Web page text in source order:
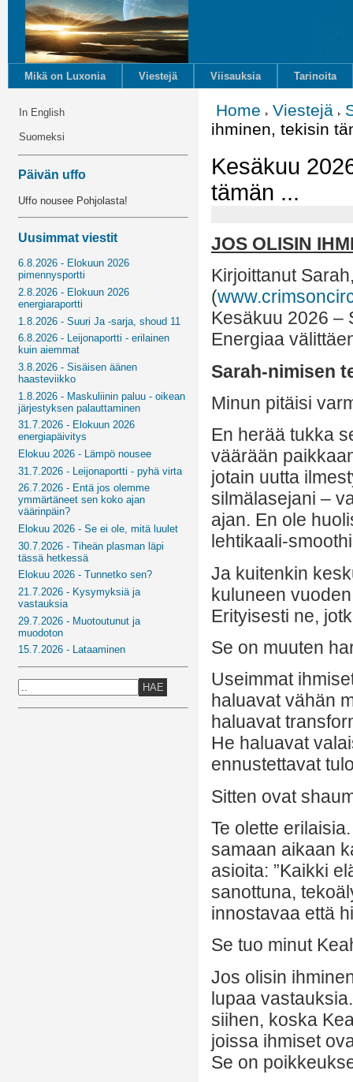
Mikä on Luxonia Viestejä Viisauksia Tarinoita
In English
Suomeksi
Päivän uffo
Uffo nousee Pohjolasta!
Uusimmat viestit
6.8.2026 - Elokuun 2026
pimennysportti
2.8.2026 - Elokuun 2026
energiaraportti
1.8.2026 - Suuri Ja -sarja, shoud 11
6.8.2026 - Leijonaportti - erilainen
kuin aiemmat
3.8.2026 - Sisäisen äänen
haasteviikko
1.8.2026 - Maskuliinin paluu - oikean
järjestyksen palauttaminen
31.7.2026 - Elokuun 2026
energiapäivitys
Elokuu 2026 - Lämpö nousee
31.7.2026 - Leijonaportti - pyhä virta
26.7.2026 - Entä jos olemme
ymmärtäneet sen koko ajan
väärinpäin?
Elokuu 2026 - Se ei ole, mitä luulet
30.7.2026 - Tiheän plasman läpi
tässä hetkessä
Elokuu 2026 - Tunnetko sen?
21.7.2026 - Kysymyksiä ja
vastauksia
29.7.2026 - Muotoutunut ja
muodoton
15.7.2026 - Lataaminen
HAE
Home Viestejä
ihminen, tekisin
Kesäkuu
tämän ...
JOS OLISIN
Kirjoittanut
(
Kesäkuu 2026 –
Energiaa
Sarah-nimisen
Minun pitäisi
En herää tukka
väärään
jotain uutta
silmälasejani –
ajan. En ole
lehtikaali-
Ja kuitenkin
kuluneen
Erityisesti ne,
Se on muuten
Useimmat
haluavat vähän
haluavat
He haluavat
ennustettavat
Sitten ovat
Te olette
samaan aikaan
asioita: ”Kaikki
sanottuna,
innostavaa että
Se tuo minut
Jos olisin
lupaa
siihen, koska
joissa ihmiset
Se on